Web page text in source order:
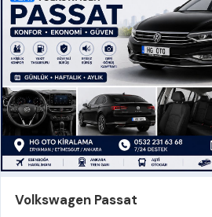
Volkswagen Passat